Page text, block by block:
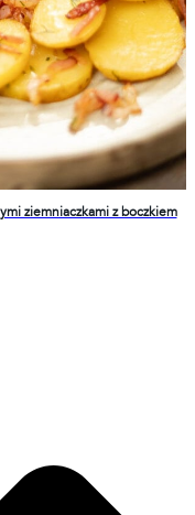
ziemniaczkami z boczkiem